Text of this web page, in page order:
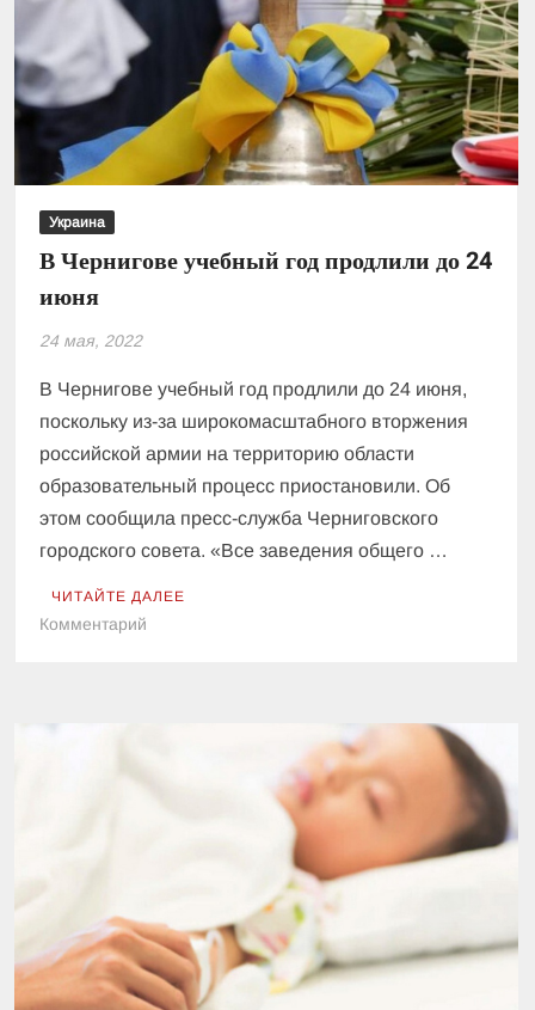
Украина
В Чернигове учебный год продлили до 24
июня
24 мая, 2022
В Чернигове учебный год продлили до 24 июня,
поскольку из-за широкомасштабного вторжения
российской армии на территорию области
образовательный процесс приостановили. Об
этом сообщила пресс-служба Черниговского
городского совета. «Все заведения общего …
ЧИТАЙТЕ ДАЛЕЕ
Комментарий